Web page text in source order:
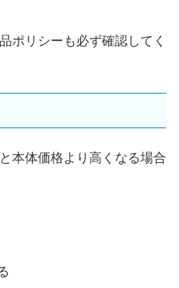
ポリシーも必ず確認してく
本体価格より高くなる場合